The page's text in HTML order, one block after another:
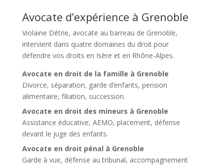
Avocate d’expérience à Grenoble
Violaine Détrie, avocate au barreau de Grenoble,
intervient dans quatre domaines du droit pour
défendre vos droits en Isère et en Rhône-Alpes.
Avocate en droit de la famille à Grenoble
Divorce, séparation, garde d’enfants, pension
alimentaire, filiation, succession.
Avocate en droit des mineurs à Grenoble
Assistance éducative, AEMO, placement, défense
devant le juge des enfants.
Avocate en droit pénal à Grenoble
Garde à vue, défense au tribunal, accompagnement